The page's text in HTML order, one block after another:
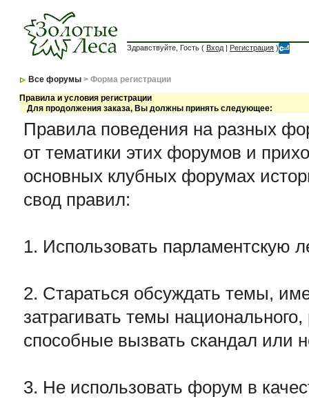
Здравствуйте, Гость ( Вход | Регистрация )
Все форумы > Форма регистрации
Правила и условия регистрации
Для продолжения заказа, Вы должны принять следующее:
Правила поведения на разных
от тематики этих форумов и
основных клубных форумах
свод правил:
1. Использовать парламентскую
2. Стараться обсуждать темы,
затрагивать темы
способные вызвать скандал или
3. Не использовать форум в